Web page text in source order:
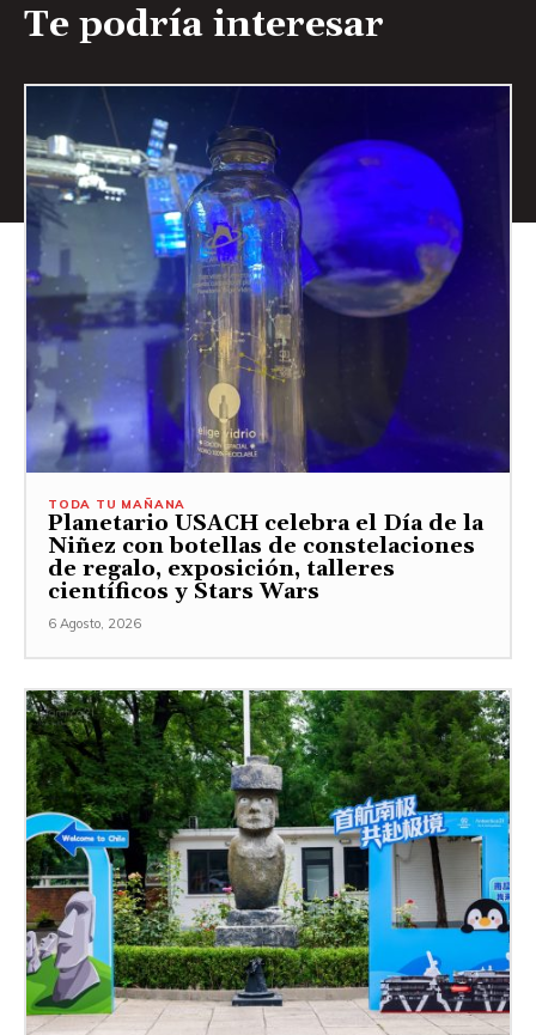
Te podría interesar
TODA TU MAÑANA
Planetario USACH celebra el Día de la
Niñez con botellas de constelaciones
de regalo, exposición, talleres
científicos y Stars Wars
6 Agosto, 2026